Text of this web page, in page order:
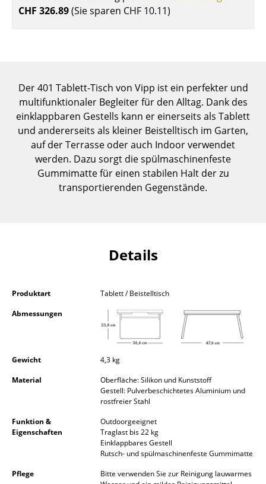
Couchtische
Konferenztische
Stehtische & Stehpulte
Kindertische
Gartentische
Servierwagen
TV Möbel
Beistell- & Rollcontainer
Barmöbel
Kleinaufbewahrung
CHF 326.89(Sie sparen CHF 10.11)
Der 401 Tablett-Tisch von Vipp ist ein perfekter und
multifunktionaler Begleiter für den Alltag. Dank des
einklappbaren Gestells kann er einerseits als Tablett
und andererseits als kleiner Beistelltisch im Garten,
auf der Terrasse oder auch Indoor verwendet
werden. Dazu sorgt die spülmaschinenfeste
Gummimatte für einen stabilen Halt der zu
transportierenden Gegenstände.
Details
Produktart
Tablett / Beistelltisch
Abmessungen
Gewicht
4,3 kg
Material
Oberfläche: Silikon und Kunststoff
Gestell: Pulverbeschichtetes Aluminium und
rostfreier Stahl
Funktion &
Eigenschaften
Outdoorgeeignet
Traglast bis 22 kg
Einklappbares Gestell
Rutsch- und spülmaschinenfeste Gummimatte
Pflege
Bitte verwenden Sie zur Reinigung lauwarmes